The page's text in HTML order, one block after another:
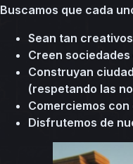
Buscamos que cada
Sean tan
Creen
Construyan
(respetando las
Comerciemos
Disfrutemos de